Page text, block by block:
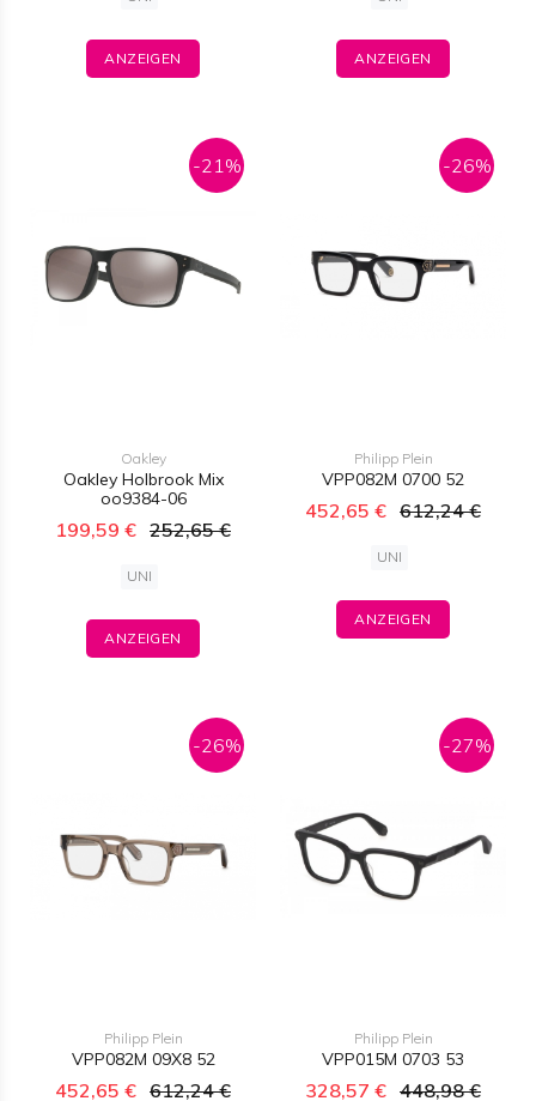
ANZEIGEN ANZEIGEN
-21%
Oakley
Oakley Holbrook Mix
oo9384-06
199,59 € 252,65 €
UNI
ANZEIGEN
-26%
Philipp Plein
VPP082M 0700 52
452,65 € 612,24 €
UNI
ANZEIGEN
-26%
Philipp Plein
VPP082M 09X8 52
452,65 € 612,24 €
-27%
Philipp Plein
VPP015M 0703 53
328,57 € 448,98 €